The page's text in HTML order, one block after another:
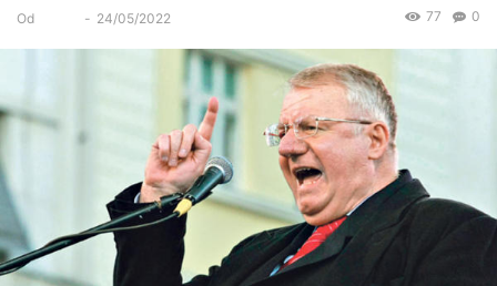
Od - 24/05/2022 0
77